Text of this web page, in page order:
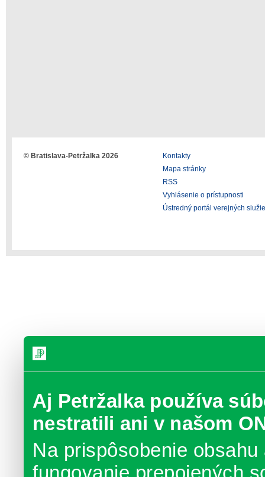
Aj Petržalka používa
nestratili ani v našom
Na prispôsobenie
© Bratislava-Petržalka 2026
Kontakty
Mapa stránky
RSS
Vyhlásenie o prístupnosti
Ústredný portál verejných